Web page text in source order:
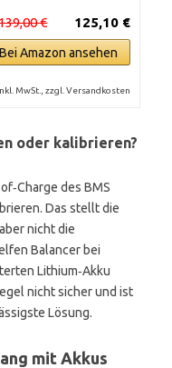
125,10 €
€
Amazon ansehen
MwSt., zzgl. Versandkosten
oder kalibrieren?
des BMS
Das stellt die
nicht die
Balancer bei
Lithium‑Akku
nicht sicher und ist
Lösung.
mit Akkus